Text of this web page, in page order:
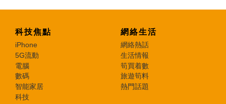
科技焦點
iPhone
5G流動
電腦
數碼
智能家居
科技
網絡生活
網絡熱話
生活情報
筍買着數
旅遊筍料
熱門話題